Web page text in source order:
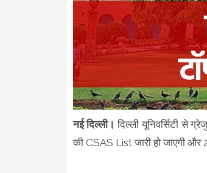
नई दिल्ली।दिल्ली यूनिवर्सिटी से
की CSAS List जारी हो जाएगी